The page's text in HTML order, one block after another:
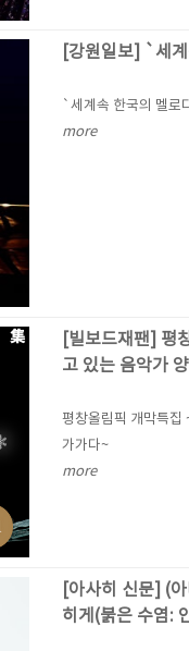
[강원일보] `세
`세계속 한국의 멜로
more
[빌보드재팬] 평
고 있는 음악가
평창올림픽 개막특집
가가다~
more
[아사히 신문] (
히게(붉은 수염: